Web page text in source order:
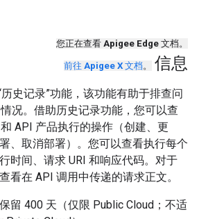
您正在查看 Apigee Edge 文档。
前往 Apigee X 文档。 信息
史记录”功能，该功能有助于排查问
况。借助历史记录功能，您可以查
API 产品执行的操作（创建、更
、取消部署）。您可以查看执行每个
时间、请求 URI 和响应代码。对于
看在 API 调用中传递的请求正文。
留 400 天（仅限 Public Cloud；不适